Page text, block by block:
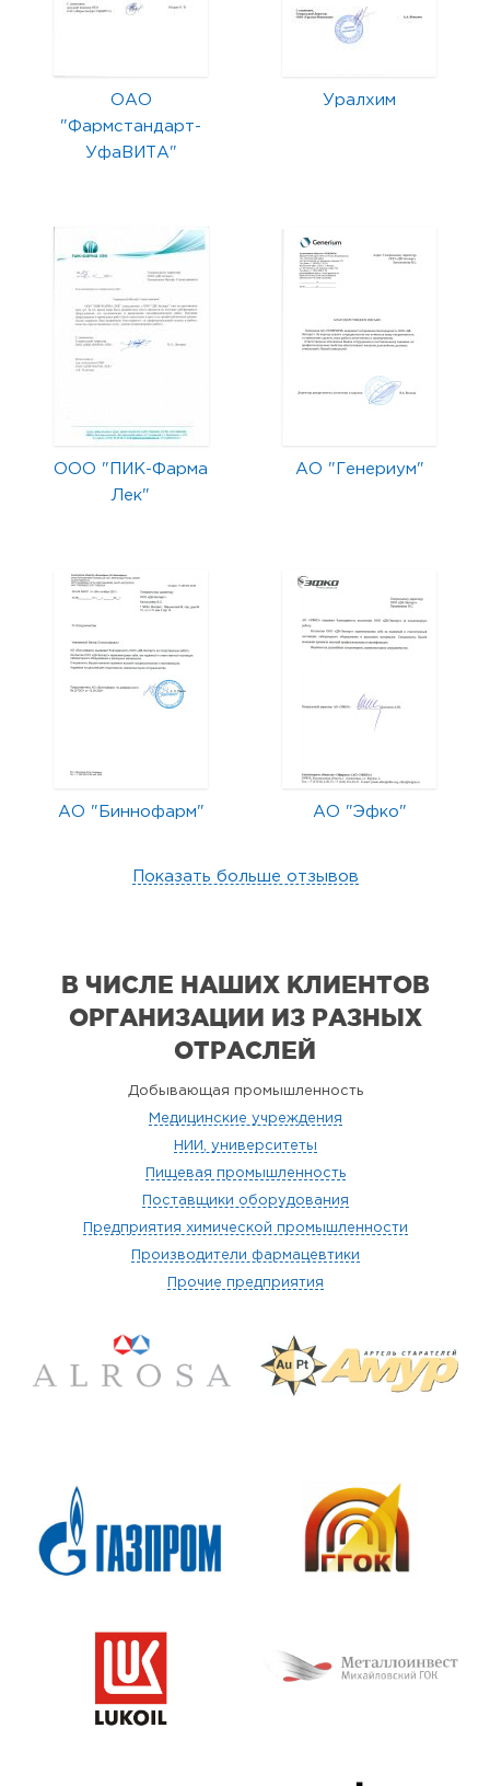
ОАО
"Фармстандарт-
УфаВИТА"
Уралхим
ООО "ПИК-Фарма
Лек"
АО "Генериум"
АО "Биннофарм" АО "Эфко"
Показать больше отзывов
В ЧИСЛЕ НАШИХ КЛИЕНТОВ
ОРГАНИЗАЦИИ ИЗ РАЗНЫХ
ОТРАСЛЕЙ
Добывающая промышленность
Медицинские учреждения
НИИ, университеты
Пищевая промышленность
Поставщики оборудования
Предприятия химической промышленности
Производители фармацевтики
Прочие предприятия